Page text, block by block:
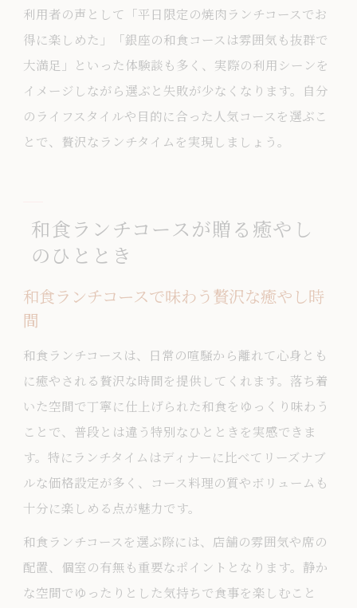
利用者の声として「平日限定の焼肉ランチコースでお
得に楽しめた」「銀座の和食コースは雰囲気も抜群で
大満足」といった体験談も多く、実際の利用シーンを
イメージしながら選ぶと失敗が少なくなります。自分
のライフスタイルや目的に合った人気コースを選ぶこ
とで、贅沢なランチタイムを実現しましょう。
和食ランチコースが贈る癒やし
のひととき
和食ランチコースで味わう贅沢な癒やし時
間
和食ランチコースは、日常の喧騒から離れて心身とも
に癒やされる贅沢な時間を提供してくれます。落ち着
いた空間で丁寧に仕上げられた和食をゆっくり味わう
ことで、普段とは違う特別なひとときを実感できま
す。特にランチタイムはディナーに比べてリーズナブ
ルな価格設定が多く、コース料理の質やボリュームも
十分に楽しめる点が魅力です。
和食ランチコースを選ぶ際には、店舗の雰囲気や席の
配置、個室の有無も重要なポイントとなります。静か
な空間でゆったりとした気持ちで食事を楽しむこと